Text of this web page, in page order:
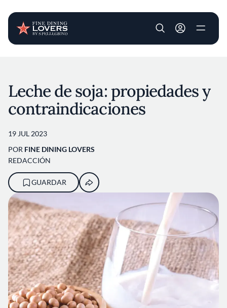
User account
Leche de soja: propiedades y
contraindicaciones
19 JUL 2023
POR FINE DINING LOVERS
REDACCIÓN
GUARDAR